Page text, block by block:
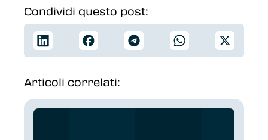
Condividi questo post:
Articoli correlati: